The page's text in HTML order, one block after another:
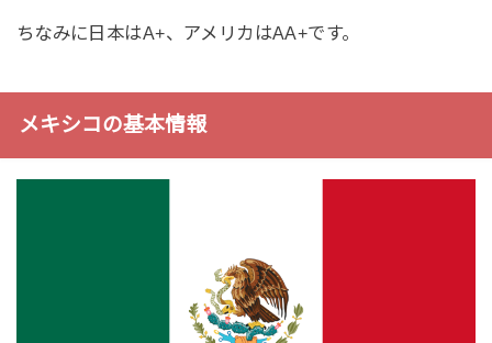
ちなみに日本はA+、アメリカはAA+です。
メキシコの基本情報